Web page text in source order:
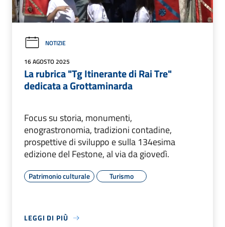
NOTIZIE
16 AGOSTO 2025
La rubrica "Tg Itinerante di Rai Tre"
dedicata a Grottaminarda
Focus su storia, monumenti,
enograstronomia, tradizioni contadine,
prospettive di sviluppo e sulla 134esima
edizione del Festone, al via da giovedì.
Patrimonio culturale Turismo
LEGGI DI PIÙ